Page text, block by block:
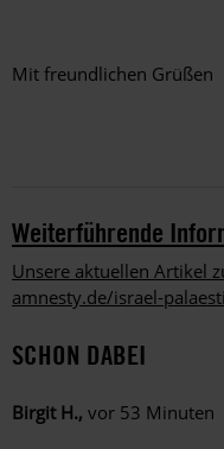
Mit freundlichen Grüßen
Weiterführende
Unsere aktuellen Artikel
amnesty.de/israel-
SCHON DABEI
Birgit H., vor 53 Minuten